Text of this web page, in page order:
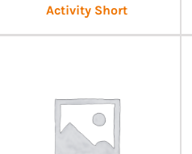
Activity Short